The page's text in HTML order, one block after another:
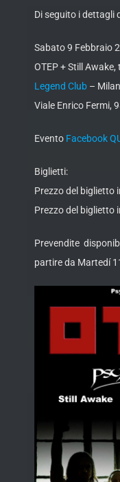
Di seguito i dettagli
Sabato 9 Febbraio
OTEP + Still
Legend Club –
Viale Enrico Fermi,
Evento Facebook
Biglietti:
Prezzo del biglietto
Prezzo del biglietto
Prevendite
partire da Martedí